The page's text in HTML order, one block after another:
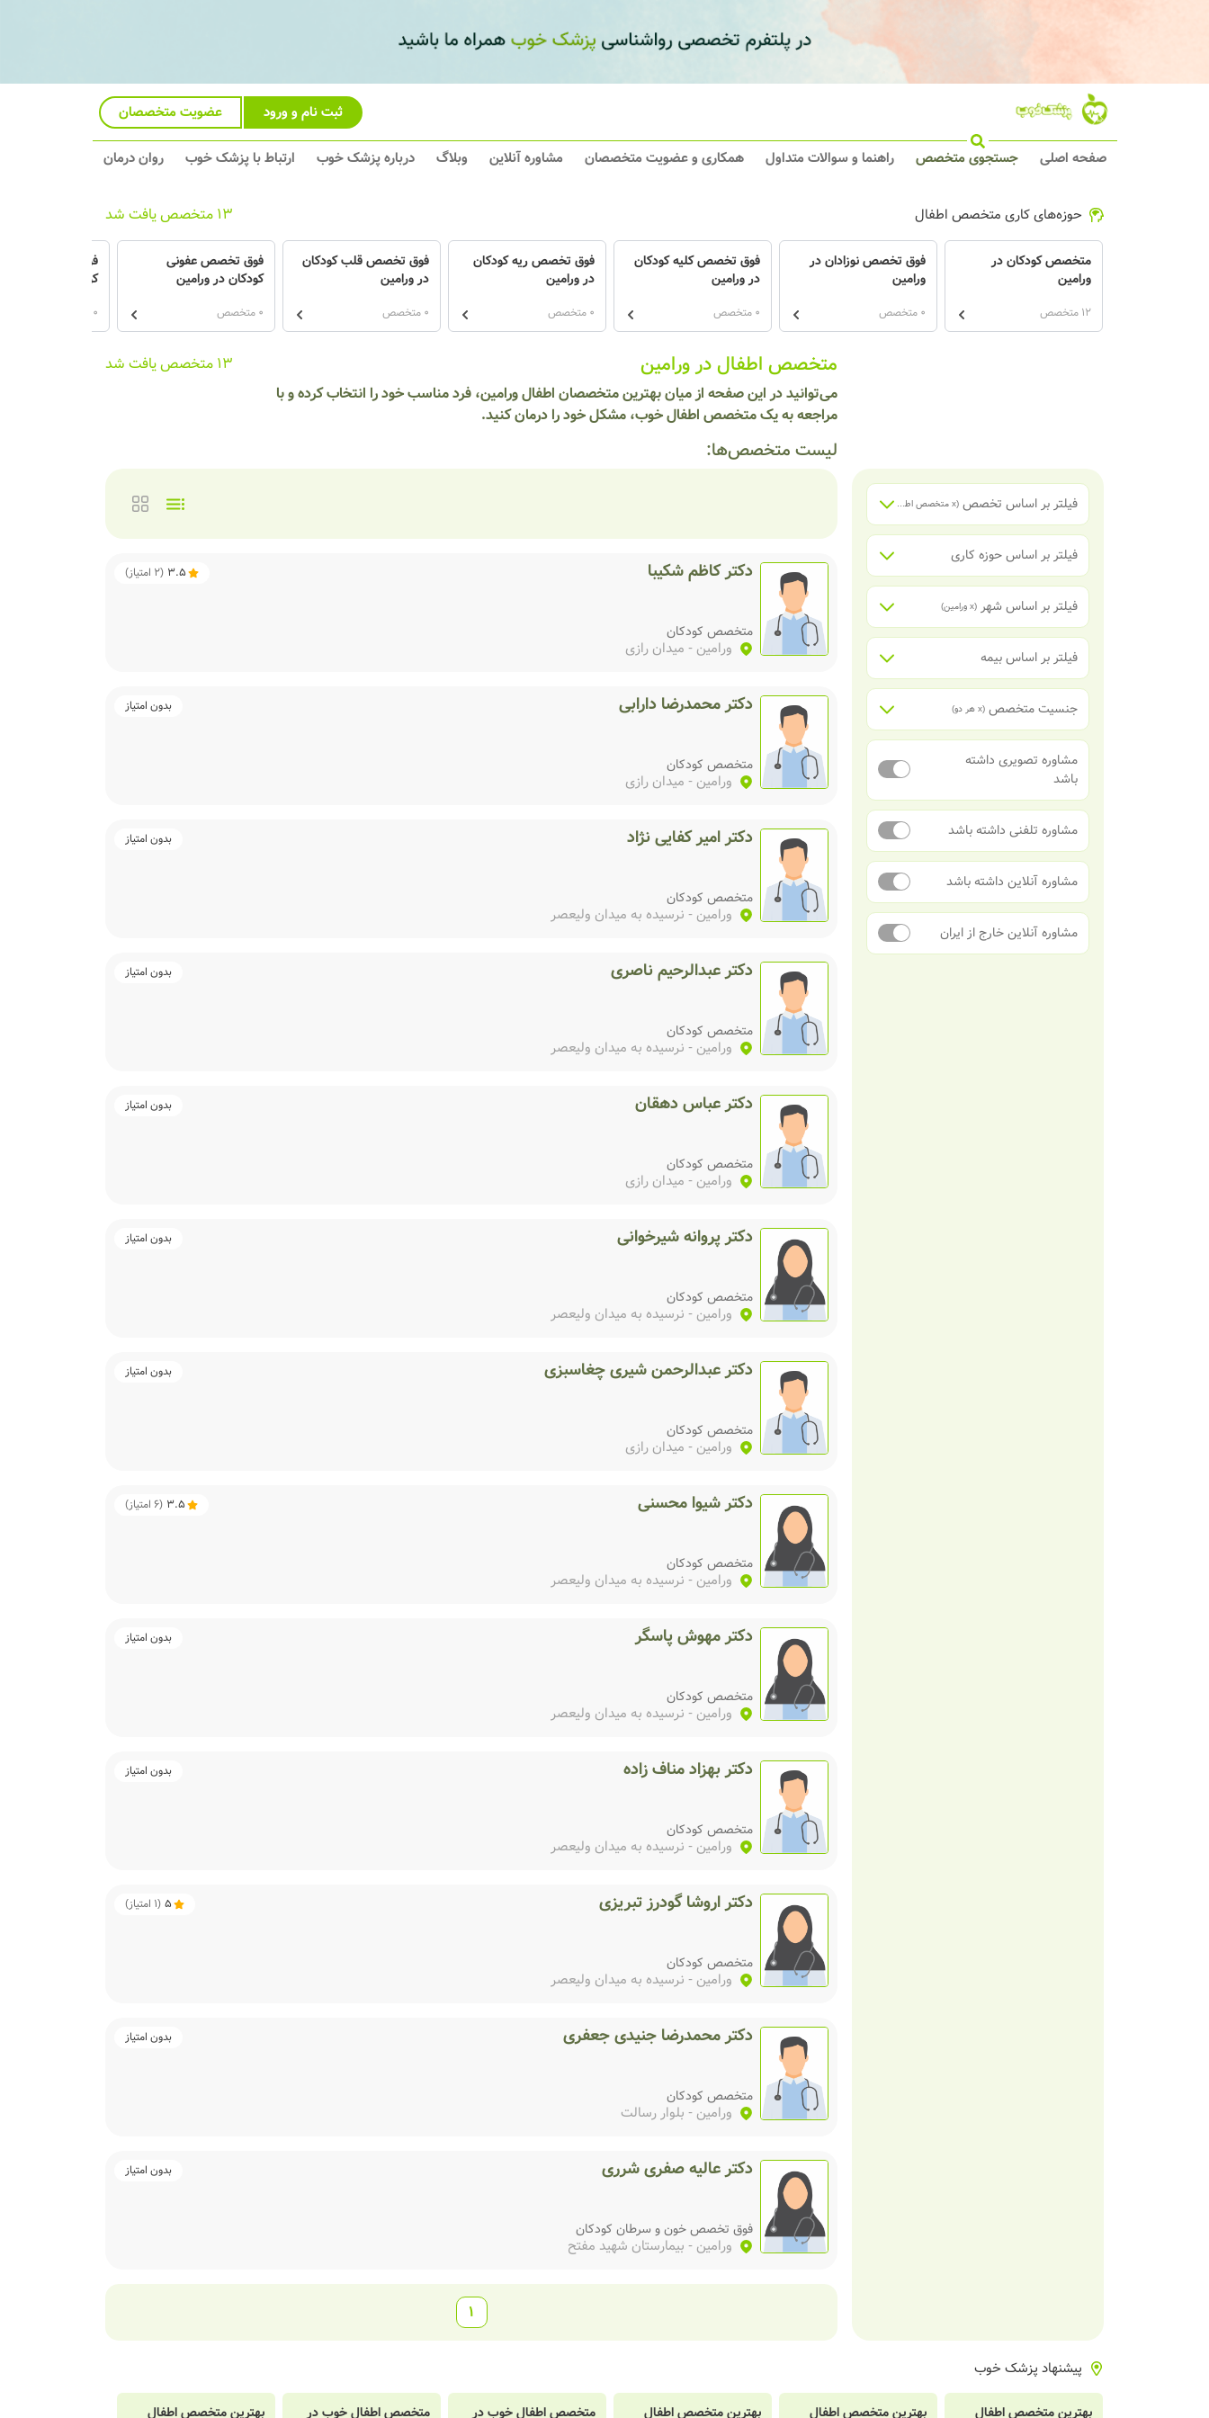
ثبت نام و ورود عضویت متخصصان
صفحه اصلی جستجوی متخصص راهنما و سوالات متداول همکاری و عضویت متخصصان مشاوره آنلاین وبلاگ درباره پزشک خوب ارتباط با پزشک خوب روان درمان
حوزه‌های کاری متخصص اطفال 13 متخصص یافت شد
متخصص کودکان در
ورامین
12 متخصص
فوق تخصص نوزادان در
ورامین
0 متخصص
فوق تخصص کلیه کودکان
در ورامین
0 متخصص
فوق تخصص ریه کودکان
در ورامین
0 متخصص
فوق تخصص قلب کودکان
در ورامین
0 متخصص
فوق تخصص عفونی
کودکان در ورامین
0 متخصص
فوق تخصص
کودکان در ورامین
0 متخصص
متخصص اطفال در ورامین
می‌توانید در این صفحه از میان بهترین متخصصان اطفال ورامین، فرد مناسب خود را انتخاب کرده و با
مراجعه به یک متخصص اطفال خوب، مشکل خود را درمان کنید.
لیست متخصص‌ها:
13 متخصص یافت شد
فیلتر بر اساس تخصص (x متخصص اطفال )
فیلتر بر اساس حوزه کاری
فیلتر بر اساس شهر (x ورامین)
فیلتر بر اساس بیمه
جنسیت متخصص (x هر دو)
مشاوره تصویری داشته
باشد
مشاوره تلفنی داشته باشد
مشاوره آنلاین داشته باشد
مشاوره آنلاین خارج از ایران
دکتر کاظم شکیبا 3.5
(
2 امتیاز)
متخصص کودکان
ورامین - میدان رازی
دکتر محمدرضا دارابی بدون امتیاز
متخصص کودکان
ورامین - میدان رازی
دکتر امیر کفایی نژاد بدون امتیاز
متخصص کودکان
ورامین - نرسیده به میدان ولیعصر
دکتر عبدالرحیم ناصری بدون امتیاز
متخصص کودکان
ورامین - نرسیده به میدان ولیعصر
دکتر عباس دهقان بدون امتیاز
متخصص کودکان
ورامین - میدان رازی
دکتر پروانه شیرخوانی بدون امتیاز
متخصص کودکان
ورامین - نرسیده به میدان ولیعصر
دکتر عبدالرحمن شیری چغاسبزی بدون امتیاز
متخصص کودکان
ورامین - میدان رازی
دکتر شیوا محسنی 3.5
(
6 امتیاز)
متخصص کودکان
ورامین - نرسیده به میدان ولیعصر
دکتر مهوش پاسگر بدون امتیاز
متخصص کودکان
ورامین - نرسیده به میدان ولیعصر
دکتر بهزاد مناف زاده بدون امتیاز
متخصص کودکان
ورامین - نرسیده به میدان ولیعصر
دکتر اروشا گودرز تبریزی 5
(
1 امتیاز)
متخصص کودکان
ورامین - نرسیده به میدان ولیعصر
دکتر محمدرضا جنیدی جعفری بدون امتیاز
متخصص کودکان
ورامین - بلوار رسالت
دکتر عالیه صفری شرری بدون امتیاز
فوق تخصص خون و سرطان کودکان
ورامین - بیمارستان شهید مفتح
1
پیشنهاد پزشک خوب
بهترین متخصص اطفال بهترین متخصص اطفال بهترین متخصص اطفال متخصص اطفال خوب در متخصص اطفال خوب در بهترین متخصص اطفال